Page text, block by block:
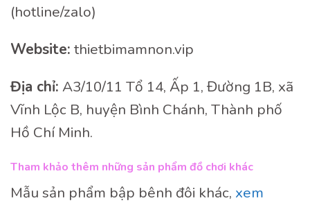
(hotline/zalo)
Website: thietbimamnon.vip
Địa chỉ: A3/10/11 Tổ 14, Ấp 1, Đường 1B, xã
Vĩnh Lộc B, huyện Bình Chánh, Thành phố
Hồ Chí Minh.
Tham khảo thêm những sản phẩm đồ chơi khác
Mẫu sản phẩm bập bênh đôi khác, xem